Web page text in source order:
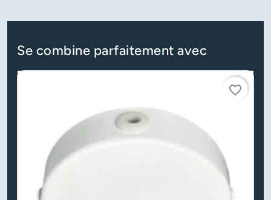
Se combine parfaitement avec
favorite_border